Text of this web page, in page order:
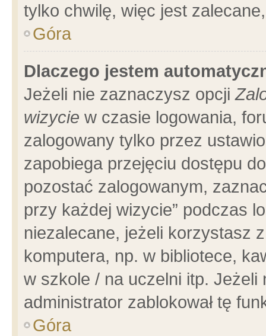
tylko chwilę, więc jest
Góra
Dlaczego jestem
Jeżeli nie zaznaczysz opcji
wizycie w czasie logowania,
zalogowany tylko przez
zapobiega przejęciu dostępu
pozostać zalogowanym,
przy każdej wizycie” podczas
niezalecane, jeżeli korzystasz
komputera, np. w bibliotece,
w szkole / na uczelni itp.
administrator zablokował tę
Góra